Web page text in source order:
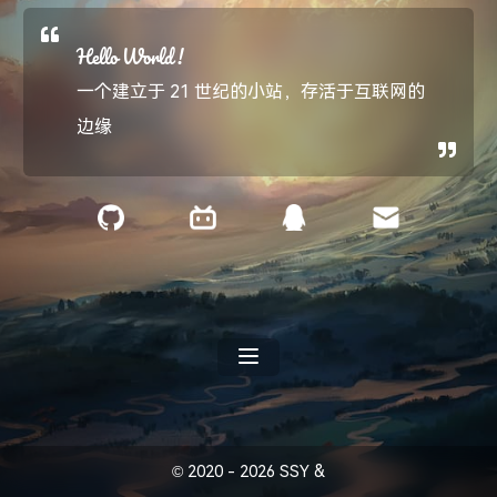
Hello World !
一个建立于 21 世纪的小站，存活于互联网的
边缘
© 2020 - 2026 SSY &